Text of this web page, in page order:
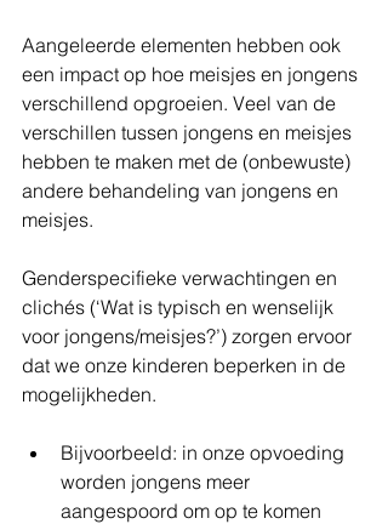
Aangeleerde elementen hebben ook
een impact op hoe meisjes en jongens
verschillend opgroeien. Veel van de
verschillen tussen jongens en meisjes
hebben te maken met de (onbewuste)
andere behandeling van jongens en
meisjes.
Genderspecifieke verwachtingen en
clichés (‘Wat is typisch en wenselijk
voor jongens/meisjes?’) zorgen ervoor
dat we onze kinderen beperken in de
mogelijkheden.
Bijvoorbeeld: in onze opvoeding
worden jongens meer
aangespoord om op te komen